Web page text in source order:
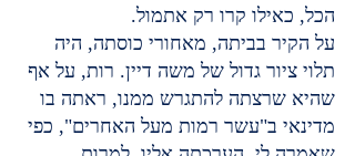
הכל, כאילו קרו רק אתמול.
על הקיר בביתה, מאחורי כוסתה, היה
תלוי ציור גדול של משה דיין. רות, על אף
שהיא שרצתה להתגרש ממנו, ראתה בו
מדינאי ב"עשר רמות מעל האחרים", כפי